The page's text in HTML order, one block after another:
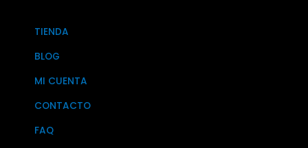
TIENDA
BLOG
MI CUENTA
CONTACTO
FAQ